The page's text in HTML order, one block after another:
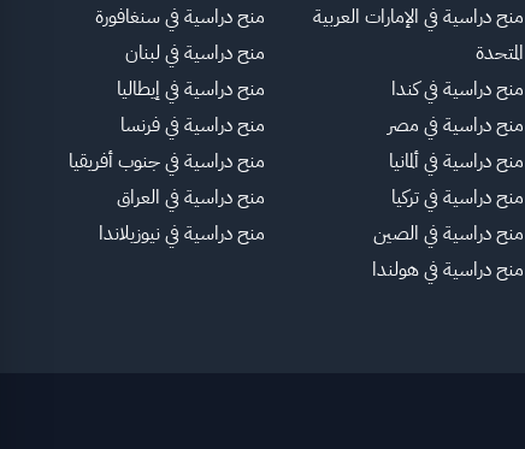
منح دراسية في الإمارات العربية
المتحدة
منح دراسية في كندا
منح دراسية في مصر
منح دراسية في ألمانيا
منح دراسية في تركيا
منح دراسية في الصين
منح دراسية في هولندا
منح دراسية في سنغافورة
منح دراسية في لبنان
منح دراسية في إيطاليا
منح دراسية في فرنسا
منح دراسية في جنوب أفريقيا
منح دراسية في العراق
منح دراسية في نيوزيلاندا